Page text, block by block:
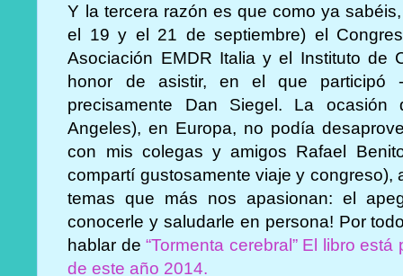
Y la tercera razón es que como ya
el 19 y el 21 de septiembre) el
Asociación EMDR Italia y el Instituto de
honor de asistir, en el que participó -
precisamente Dan Siegel. La
Angeles), en Europa, no podía
con mis colegas y amigos Rafael
compartí gustosamente viaje y congreso),
temas que más nos apasionan: el
conocerle y saludarle en persona! Por
hablar de“Tormenta cerebral” El libro
de este año 2014.